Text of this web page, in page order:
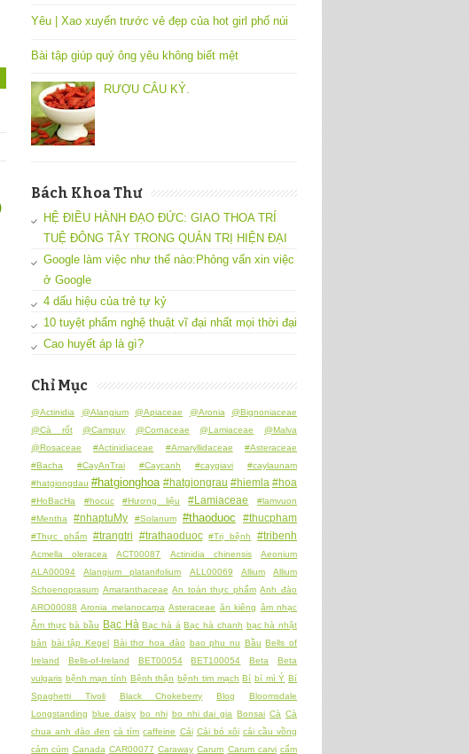
Yêu | Xao xuyến trước vẻ đẹp của hot girl phố núi
Bài tập giúp quý ông yêu không biết mệt
RƯỢU CÂU KỶ.
Bách Khoa Thư
HỆ ĐIỀU HÀNH ĐẠO ĐỨC: GIAO THOA TRÍ
TUỆ ĐÔNG TÂY TRONG QUẢN TRỊ HIỆN ĐẠI
Google làm việc như thế nào:Phỏng vấn xin việc
ở Google
4 dấu hiệu của trẻ tự kỷ
10 tuyệt phẩm nghệ thuật vĩ đại nhất mọi thời đại
Cao huyết áp là gì?
Chỉ Mục
@Actinidia @Alangium @Apiaceae @Aronia
@Bignoniaceae
@Cà rốt
@Camquy @Cornaceae @Lamiaceae
@Malva
@Rosaceae
#Actinidiaceae #Amaryllidaceae
#Asteraceae
#Bacha
#CayAnTrai #Caycanh #caygiavi
#caylaunam
#hatgiongdau #hatgionghoa #hatgiongrau #hiemla #hoa
#HoBacHa #hocuc #Hương liệu #Lamiaceae
#lamvuon
#Mentha
#nhaptuMy #Solanum #thaoduoc #thucpham
#Thực phẩm #trangtri #trathaoduoc #Trị bệnh #tribenh
Acmella oleracea ACT00087 Actinidia chinensis
Aeonium
ALA00094
Alangium platanifolium ALL00069 Allium
Allium
Schoenoprasum Amaranthaceae An toàn thực phẩm Anh đào
ARO00088 Aronia melanocarpa Asteraceae ăn kiêng âm nhạc
Ẩm thực bà bầu Bạc Hà Bạc hà á Bạc hà chanh bạc hà nhật
bản
bài tập Kegel Bài thơ hoa đào bao phu nu Bầu Bells of
Ireland
Bells-of-Ireland BET00054 BET100054 Beta
Beta
vulgaris bệnh mạn tính Bệnh thận bệnh tim mạch Bí bí mì Ý Bí
Spaghetti Tivoli
Black Chokeberry Blog
Bloomsdale
Longstanding
blue daisy bo nhi bo nhi dai gia Bonsai Cà Cà
chua anh đào đen cà tím caffeine Cải Cải bó xôi cải cầu vồng
cảm cúm Canada CAR00077 Caraway Carum Carum carvi cẩm